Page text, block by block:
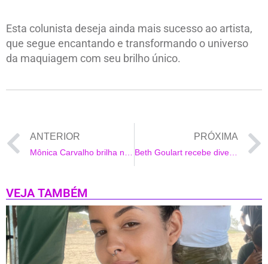
Esta colunista deseja ainda mais sucesso ao artista,
que segue encantando e transformando o universo
da maquiagem com seu brilho único.
ANTERIOR
Mônica Carvalho brilha no Festival de Cinema de São Bernardo do Campo
PRÓXIMA
Beth Goulart recebe diversos famosos no lançamento de seu livro
VEJA TAMBÉM